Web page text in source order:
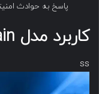
پاسخ به حوادث
کاربرد مدل Cyber Kill Chain در soc
ss